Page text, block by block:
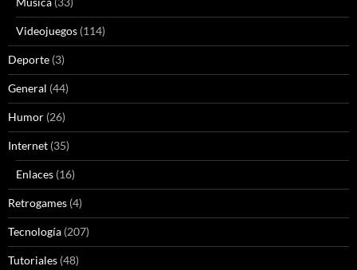
Videojuegos (114)
Deporte (3)
General (44)
Humor (26)
Internet (35)
Enlaces (16)
Retrogames (4)
Tecnología (207)
Tutoriales (48)